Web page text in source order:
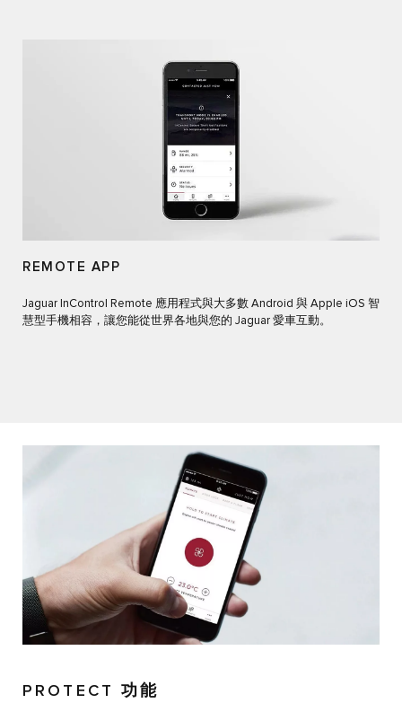
REMOTE APP
Jaguar InControl Remote 應用程式與大多數 Android 與 Apple iOS 智
慧型手機相容，讓您能從世界各地與您的 Jaguar 愛車互動。
PROTECT 功能